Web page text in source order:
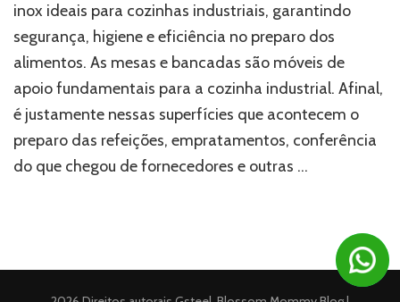
mesas
e
bancadas
cozinha
industrial
inox ideais para cozinhas industriais, garantindo
segurança, higiene e eficiência no preparo dos
alimentos. As mesas e bancadas são móveis de
apoio fundamentais para a cozinha industrial. Afinal,
é justamente nessas superfícies que acontecem o
preparo das refeições, empratamentos, conferência
do que chegou de fornecedores e outras …